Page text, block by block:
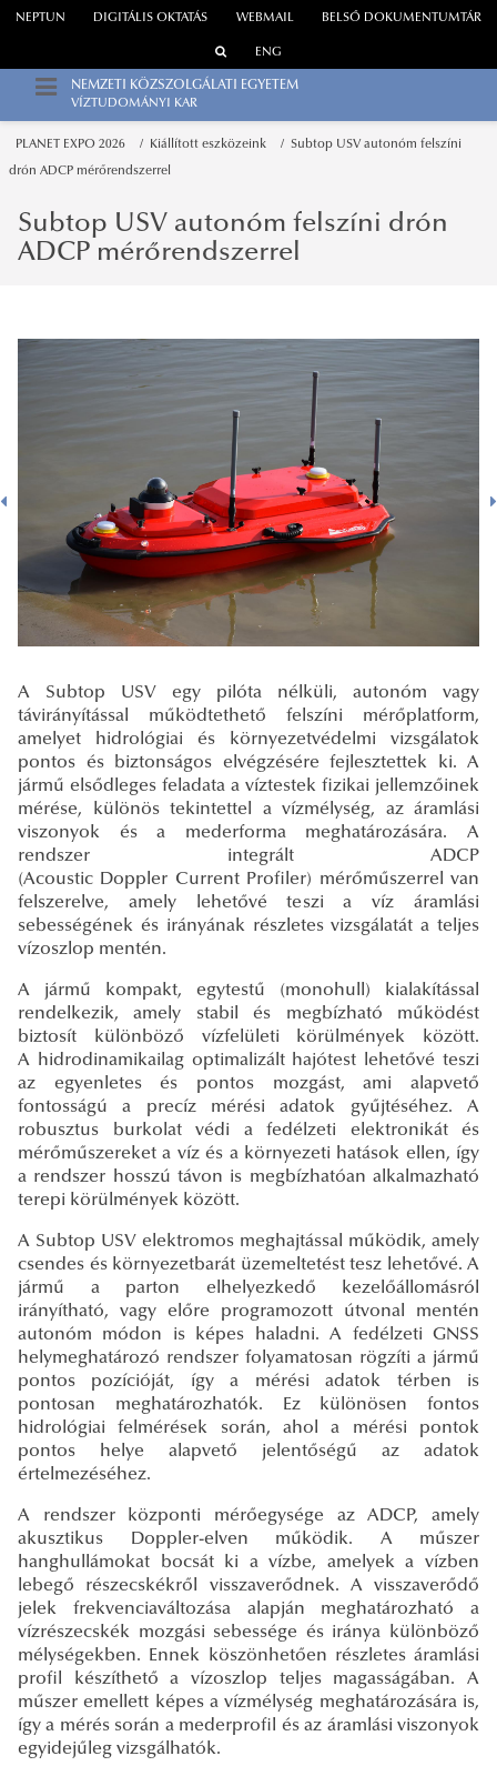
WEBMAIL
NEPTUN DIGITÁLIS OKTATÁS BELSŐ DOKUMENTUMTÁR
ENG
NEMZETI KÖZSZOLGÁLATI EGYETEM
VÍZTUDOMÁNYI KAR
PLANET EXPO 2026 Kiállított eszközeink Subtop USV autonóm felszíni
drón ADCP mérőrendszerrel
Subtop USV autonóm felszíni drón
ADCP mérőrendszerrel
A Subtop USV egy pilóta nélküli, autonóm vagy
távirányítással működtethető felszíni mérőplatform,
amelyet hidrológiai és környezetvédelmi vizsgálatok
pontos és biztonságos elvégzésére fejlesztettek ki. A
jármű elsődleges feladata a víztestek fizikai jellemzőinek
mérése, különös tekintettel a vízmélység, az áramlási
viszonyok és a mederforma meghatározására. A
rendszer integrált ADCP
(Acoustic Doppler Current Profiler) mérőműszerrel van
felszerelve, amely lehetővé teszi a víz áramlási
sebességének és irányának részletes vizsgálatát a teljes
vízoszlop mentén.
A jármű kompakt, egytestű (monohull) kialakítással
rendelkezik, amely stabil és megbízható működést
biztosít különböző vízfelületi körülmények között.
A hidrodinamikailag optimalizált hajótest lehetővé teszi
az egyenletes és pontos mozgást, ami alapvető
fontosságú a precíz mérési adatok gyűjtéséhez. A
robusztus burkolat védi a fedélzeti elektronikát és
mérőműszereket a víz és a környezeti hatások ellen, így
a rendszer hosszú távon is megbízhatóan alkalmazható
terepi körülmények között.
A Subtop USV elektromos meghajtással működik, amely
csendes és környezetbarát üzemeltetést tesz lehetővé. A
jármű a parton elhelyezkedő kezelőállomásról
irányítható, vagy előre programozott útvonal mentén
autonóm módon is képes haladni. A fedélzeti GNSS
helymeghatározó rendszer folyamatosan rögzíti a jármű
pontos pozícióját, így a mérési adatok térben is
pontosan meghatározhatók. Ez különösen fontos
hidrológiai felmérések során, ahol a mérési pontok
pontos helye alapvető jelentőségű az adatok
értelmezéséhez.
A rendszer központi mérőegysége az ADCP, amely
akusztikus Doppler-elven működik. A műszer
hanghullámokat bocsát ki a vízbe, amelyek a vízben
lebegő részecskékről visszaverődnek. A visszaverődő
jelek frekvenciaváltozása alapján meghatározható a
vízrészecskék mozgási sebessége és iránya különböző
mélységekben. Ennek köszönhetően részletes áramlási
profil készíthető a vízoszlop teljes magasságában. A
műszer emellett képes a vízmélység meghatározására is,
így a mérés során a mederprofil és az áramlási viszonyok
egyidejűleg vizsgálhatók.